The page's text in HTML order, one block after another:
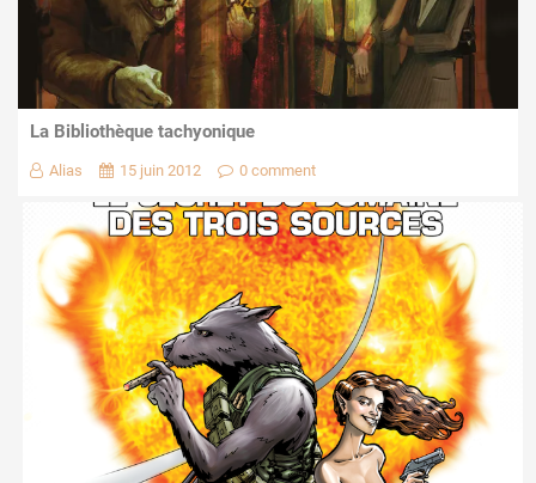
La Bibliothèque tachyonique
Alias 15 juin 2012 0 comment